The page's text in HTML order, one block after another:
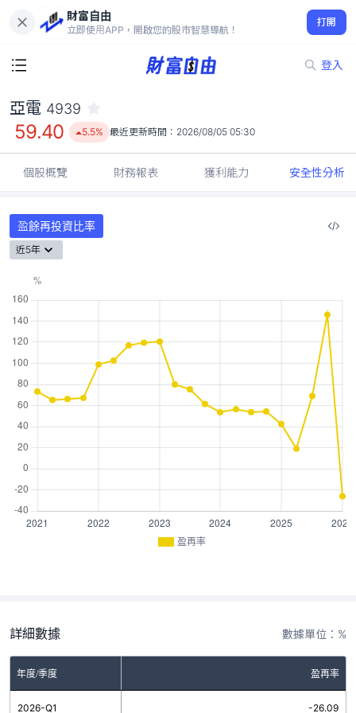
財富自由
立即使用APP，開啟您的股市智慧導航！
打開
登入
59.40
5.5%
亞電 4939
59.40 5.5% 最近更新時間： 2026/08/05 05:30
個股概覽 財務報表 獲利能力 安全性分析
盈餘再投資比率
近5年
盈再率
詳細數據 數據單位：%
年度/季度 盈再率
2026-Q1 -26.09